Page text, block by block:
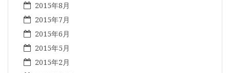
2015年8月
2015年7月
2015年6月
2015年5月
2015年2月